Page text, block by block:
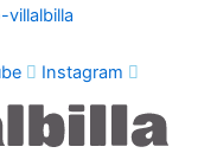
Instagram